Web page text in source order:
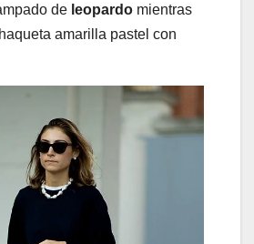
de leopardo mientras
amarilla pastel con